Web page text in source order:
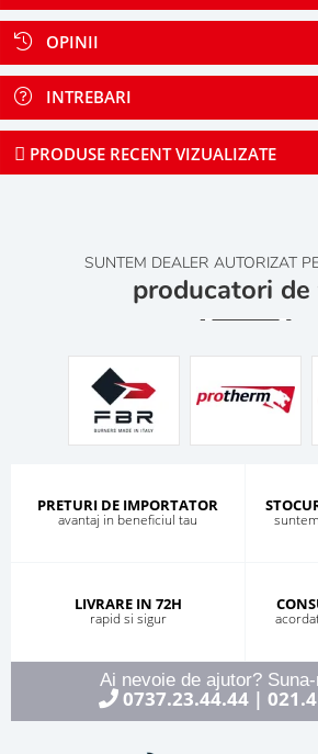
OPINII
INTREBARI
PRODUSE RECENT VIZUALIZATE
SUNTEM DEALER AUTORIZAT
producatori
PRETURI DE IMPORTATOR
avantaj in beneficiul tau
LIVRARE IN 72H
rapid si sigur
Ai nevoie de ajutor?
0737.23.44.44|